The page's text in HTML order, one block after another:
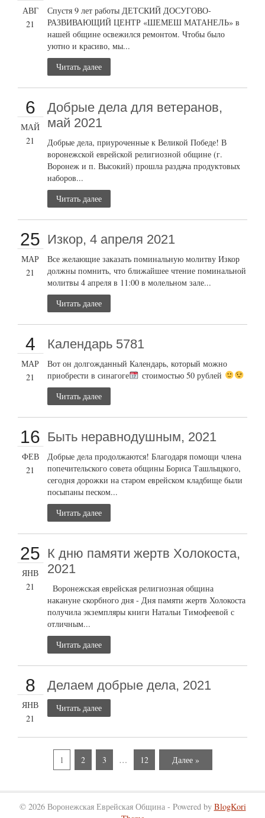
АВГ
21
Спустя 9 лет работы ДЕТСКИЙ ДОСУГОВО-
РАЗВИВАЮЩИЙ ЦЕНТР «ШЕМЕШ МАТАНЕЛЬ» в
нашей общине освежился ремонтом. Чтобы было
уютно и красиво, мы...
Читать далее
6
МАЙ
21
Добрые дела для ветеранов,
май 2021
Добрые дела, приуроченные к Великой Победе! В
воронежской еврейской религиозной общине (г.
Воронеж и п. Высокий) прошла раздача продуктовых
наборов...
Читать далее
25
МАР
21
Изкор, 4 апреля 2021
Все желающие заказать поминальную молитву Изкор
должны помнить, что ближайшее чтение поминальной
молитвы 4 апреля в 11:00 в молельном зале...
Читать далее
4
МАР
21
Календарь 5781
Вот он долгожданный Календарь, который можно
приобрести в синагоге
стоимостью 50 рублей
Читать далее
16
ФЕВ
21
Быть неравнодушным, 2021
Добрые дела продолжаются! Благодаря помощи члена
попечительского совета общины Бориса Ташлыцкого,
сегодня дорожки на старом еврейском кладбище были
посыпаны песком...
Читать далее
25
ЯНВ
21
К дню памяти жертв Холокоста,
2021
Воронежская еврейская религиозная община
накануне скорбного дня - Дня памяти жертв Холокоста
получила экземпляры книги Натальи Тимофеевой с
отличным...
Читать далее
8
ЯНВ
21
Делаем добрые дела, 2021
Читать далее
1 2 3 … 12 Далее »
© 2026 Воронежская Еврейская Община - Powered by BlogKori